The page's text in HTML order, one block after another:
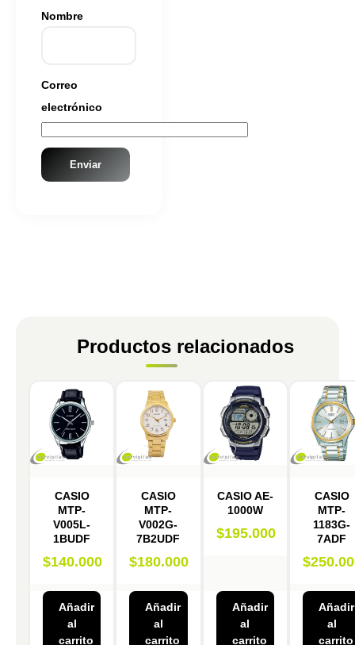
Nombre
Correo
electrónico
Productos relacionados
CASIO
MTP-
V005L-
1BUDF
$140.000
Añadir
al
carrito
CASIO
MTP-
V002G-
7B2UDF
$180.000
Añadir
al
carrito
CASIO AE-
1000W
$195.000
Añadir
al
carrito
CASIO
MTP-
1183G-
7ADF
$
Añadir
al
carrito